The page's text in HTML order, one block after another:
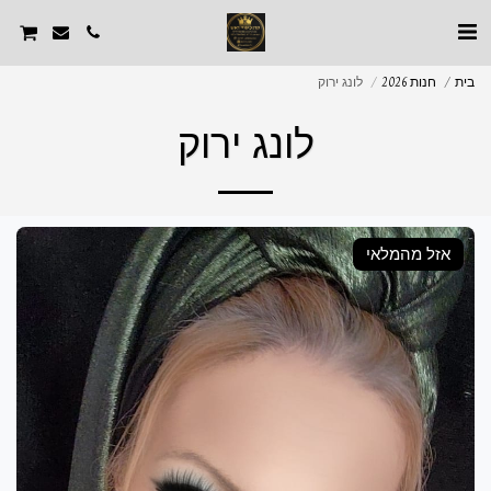
בית חנות 2026 לונג ירוק
לונג ירוק
אזל מהמלאי